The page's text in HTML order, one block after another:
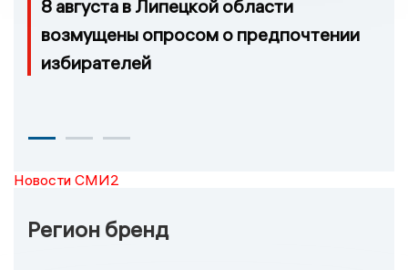
8 августа в Липецкой области
возмущены опросом о предпочтении
избирателей
Новости СМИ2
Регион бренд